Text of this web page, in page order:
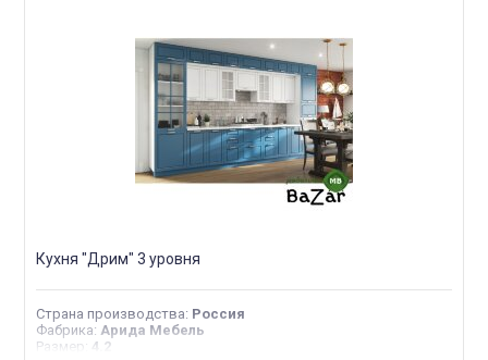
Кухня "Дрим" 3 уровня
Страна производства: Россия
Фабрика: Арида Мебель
Размер : 4.2